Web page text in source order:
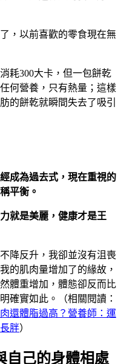
，以前喜歡的零食現在無
耗300大卡，但一包餅乾
何營養，只有熱量；這樣
的餅乾就瞬間失去了吸引
成為過去式，現在重視的
平衡。
就是美麗，健康才是王
降反升，我卻並沒有沮喪
的肌肉量增加了的緣故，
體重增加，體態卻反而比
確實如此。（相關閱讀：
還體脂過高？營養師：運
胖）
自己的身體相處